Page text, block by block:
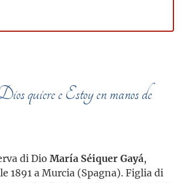
quiere e Estoy en manos de
di Dio María Séiquer Gayá,
1891 a Murcia (Spagna). Figlia di